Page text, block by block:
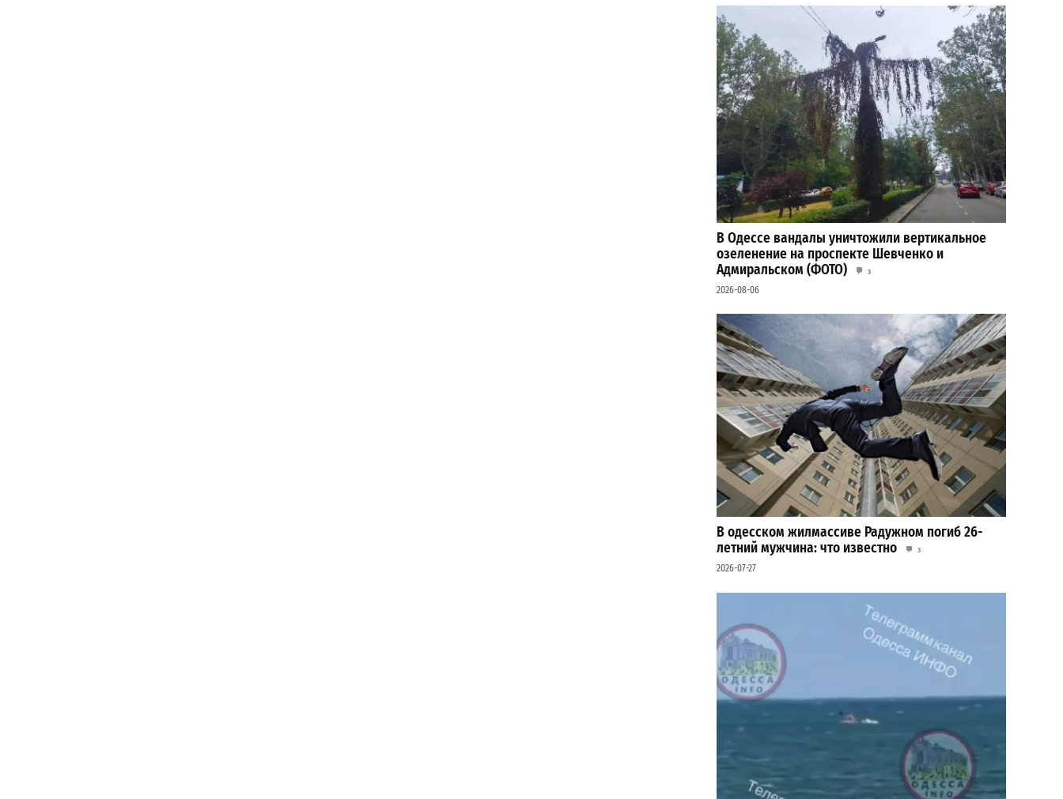
В Одессе вандалы уничтожили вертикальное
озеленение на проспекте Шевченко и
Адмиральском (ФОТО)
3
2026-08-06
В одесском жилмассиве Радужном погиб 26-
летний мужчина: что известно
3
2026-07-27